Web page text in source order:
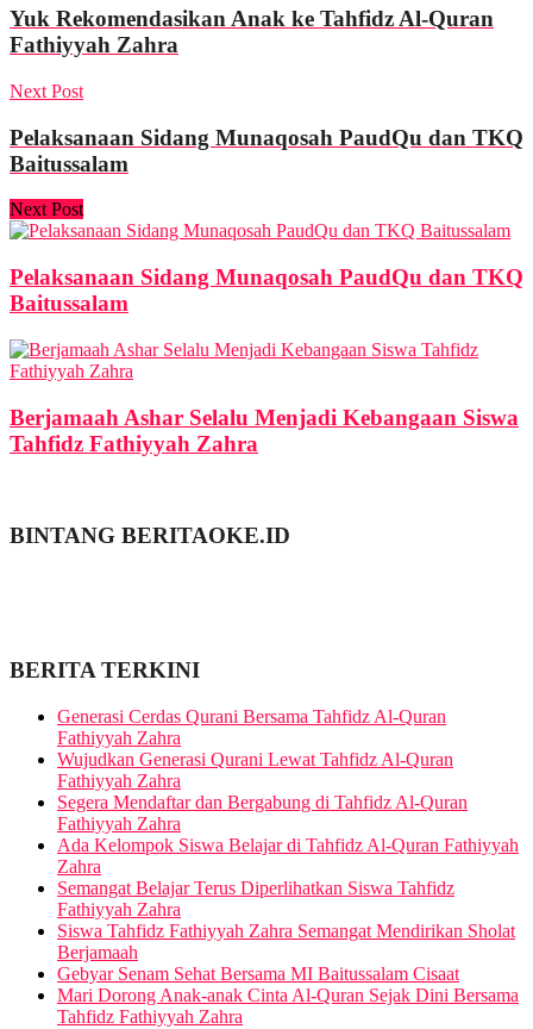
Yuk Rekomendasikan Anak ke Tahfidz Al-Quran
Fathiyyah Zahra
Next Post
Pelaksanaan Sidang Munaqosah PaudQu dan TKQ
Baitussalam
Next Post
Pelaksanaan Sidang Munaqosah PaudQu dan TKQ
Baitussalam
Berjamaah Ashar Selalu Menjadi Kebangaan Siswa
Tahfidz Fathiyyah Zahra
BINTANG BERITAOKE.ID
BERITA TERKINI
Generasi Cerdas Qurani Bersama Tahfidz Al-Quran
Fathiyyah Zahra
Wujudkan Generasi Qurani Lewat Tahfidz Al-Quran
Fathiyyah Zahra
Segera Mendaftar dan Bergabung di Tahfidz Al-Quran
Fathiyyah Zahra
Ada Kelompok Siswa Belajar di Tahfidz Al-Quran Fathiyyah
Zahra
Semangat Belajar Terus Diperlihatkan Siswa Tahfidz
Fathiyyah Zahra
Siswa Tahfidz Fathiyyah Zahra Semangat Mendirikan Sholat
Berjamaah
Gebyar Senam Sehat Bersama MI Baitussalam Cisaat
Mari Dorong Anak-anak Cinta Al-Quran Sejak Dini Bersama
Tahfidz Fathiyyah Zahra